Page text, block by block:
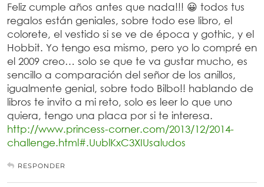
Feliz cumple años antes que nada!!! 😀 todos tus
regalos están geniales, sobre todo ese libro, el
colorete, el vestido si se ve de época y gothic, y el
Hobbit. Yo tengo esa mismo, pero yo lo compré en
el 2009 creo… solo se que te va gustar mucho, es
sencillo a comparación del señor de los anillos,
igualmente genial, sobre todo Bilbo!! hablando de
libros te invito a mi reto, solo es leer lo que uno
quiera, tengo una placa por si te interesa.
http://www.princess-corner.com/2013/12/2014-
challenge.html#.UublKxC3XIUsaludos
RESPONDER